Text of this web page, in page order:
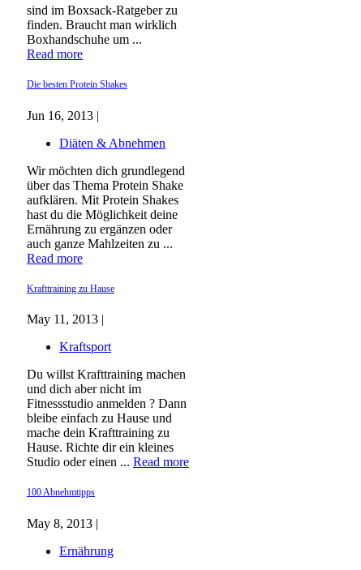
sind im Boxsack-Ratgeber zu
finden. Braucht man wirklich
Boxhandschuhe um ...
Read more
Die besten Protein Shakes
Jun 16, 2013 |
Diäten & Abnehmen
Wir möchten dich grundlegend
über das Thema Protein Shake
aufklären. Mit Protein Shakes
hast du die Möglichkeit deine
Ernährung zu ergänzen oder
auch ganze Mahlzeiten zu ...
Read more
Krafttraining zu Hause
May 11, 2013 |
Kraftsport
Du willst Krafttraining machen
und dich aber nicht im
Fitnessstudio anmelden ? Dann
bleibe einfach zu Hause und
mache dein Krafttraining zu
Hause. Richte dir ein kleines
Studio oder einen ... Read more
100 Abnehmtipps
May 8, 2013 |
Ernährung